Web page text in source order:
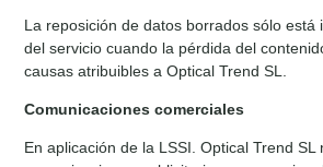
La reposición de datos borrados sólo está
del servicio cuando la pérdida del
causas atribuibles a Optical Trend SL.
Comunicaciones comerciales
En aplicación de la LSSI. Optical Trend SL